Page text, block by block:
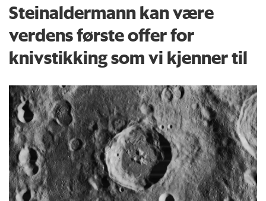
Steinaldermann kan være
verdens første offer for
knivstikking som vi kjenner til